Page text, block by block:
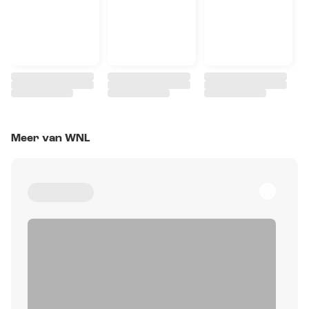
Meer van WNL